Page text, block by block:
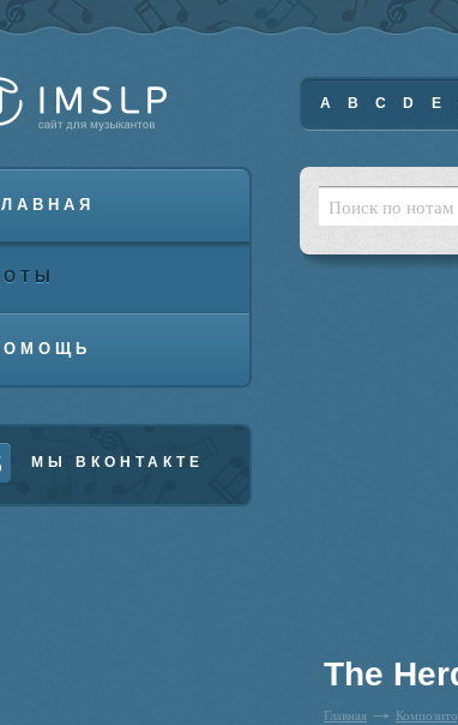
МЫ ВКОНТАКТЕ
A B C D E
The
Главная